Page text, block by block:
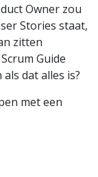
Owner zou
Stories staat,
zitten
Guide
dat alles is?
met een